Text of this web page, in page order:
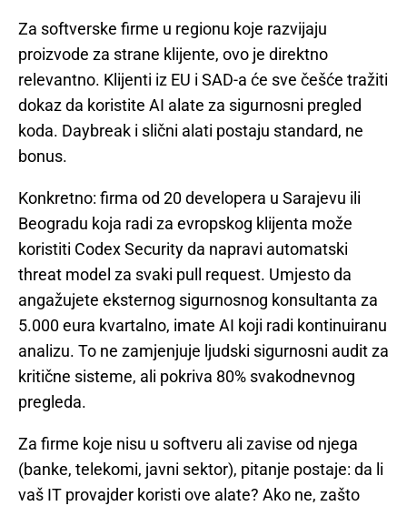
Za softverske firme u regionu koje razvijaju
proizvode za strane klijente, ovo je direktno
relevantno. Klijenti iz EU i SAD-a će sve češće tražiti
dokaz da koristite AI alate za sigurnosni pregled
koda. Daybreak i slični alati postaju standard, ne
bonus.
Konkretno: firma od 20 developera u Sarajevu ili
Beogradu koja radi za evropskog klijenta može
koristiti Codex Security da napravi automatski
threat model za svaki pull request. Umjesto da
angažujete eksternog sigurnosnog konsultanta za
5.000 eura kvartalno, imate AI koji radi kontinuiranu
analizu. To ne zamjenjuje ljudski sigurnosni audit za
kritične sisteme, ali pokriva 80% svakodnevnog
pregleda.
Za firme koje nisu u softveru ali zavise od njega
(banke, telekomi, javni sektor), pitanje postaje: da li
vaš IT provajder koristi ove alate? Ako ne, zašto